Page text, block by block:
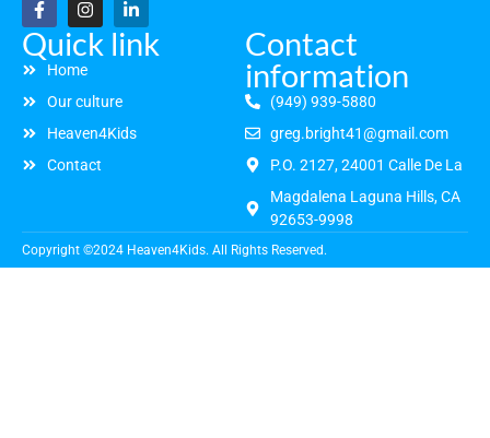
Quick link
Home
Our culture
Heaven4Kids
Contact
Contact
information
(949) 939-5880
greg.bright41@gmail.com
P.O. 2127, 24001 Calle De La
Magdalena Laguna Hills, CA
92653-9998
Copyright ©2024 Heaven4Kids. All Rights Reserved.